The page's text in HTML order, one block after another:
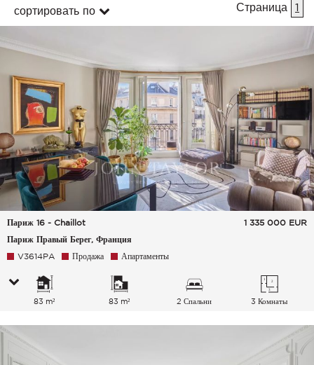
сортировать по Страница 1
Париж 16 - Chaillot
Париж Правый Берег, Франция
1 335 000 EUR
V3614PA Продажа Апартаменты
83 m² 83 m² 2 Спальни 3 Комнаты